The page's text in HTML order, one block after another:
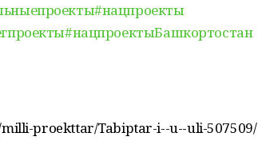
#нацпроекты
#нацпроектыБашкортостан
proekttar/Tabiptar-i--u--uli-507509/